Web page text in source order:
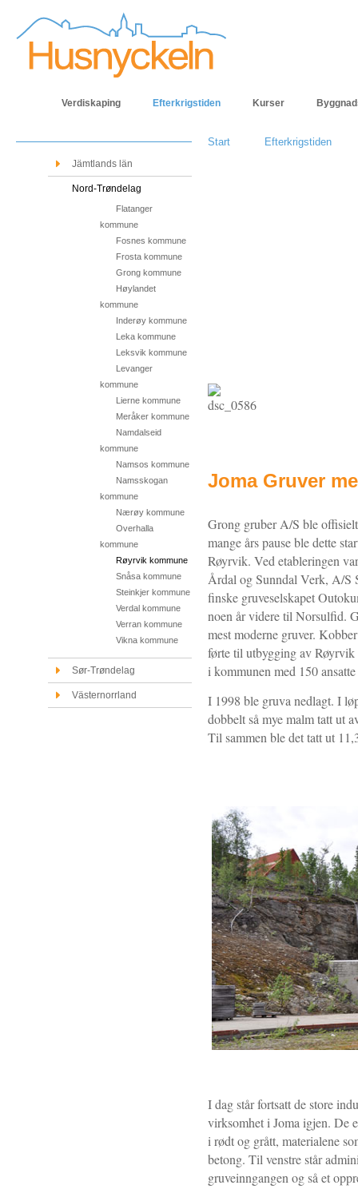
Verdiskaping Efterkrigstiden Kurser
Jämtlands län
Nord-Trøndelag
Flatanger
kommune
Fosnes kommune
Frosta kommune
Grong kommune
Høylandet
kommune
Inderøy kommune
Leka kommune
Leksvik kommune
Levanger
kommune
Lierne kommune
Meråker kommune
Namdalseid
kommune
Namsos kommune
Namsskogan
kommune
Nærøy kommune
Overhalla
kommune
Røyrvik kommune
Snåsa kommune
Steinkjer kommune
Verdal kommune
Verran kommune
Vikna kommune
Sør-Trøndelag
Västernorrland
Start Efterkrigstiden
Joma Gruver
Grong gruber A/S ble
mange års pause ble dette
Røyrvik. Ved etableringen
Årdal og Sunndal Verk, A/S
finske gruveselskapet
noen år videre til Norsulfid.
mest moderne gruver.
førte til utbygging av
i kommunen med 150
I 1998 ble gruva nedlagt. I
dobbelt så mye malm tatt ut
Til sammen ble det tatt ut
I dag står fortsatt de store
virksomhet i Joma igjen. De
i rødt og grått, materialene
betong. Til venstre står
gruveinngangen og så et